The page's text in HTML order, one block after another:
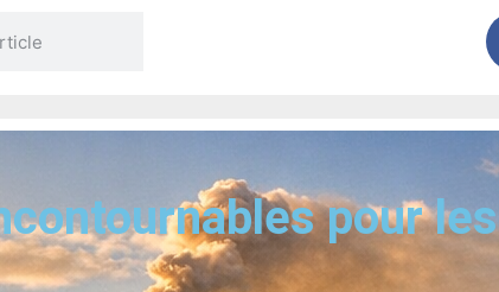
pour les